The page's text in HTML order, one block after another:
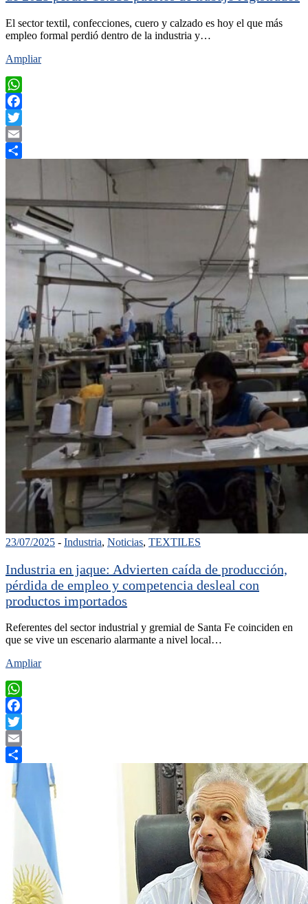
El sector textil, confecciones, cuero y calzado es hoy el que más
empleo formal perdió dentro de la industria y…
Ampliar
WhatsApp
Facebook
Twitter
Email
23/07/2025 - Industria, Noticias, TEXTILES
Industria en jaque: Advierten caída de producción,
pérdida de empleo y competencia desleal con
productos importados
Referentes del sector industrial y gremial de Santa Fe coinciden en
que se vive un escenario alarmante a nivel local…
Ampliar
WhatsApp
Facebook
Twitter
Email
Compartir